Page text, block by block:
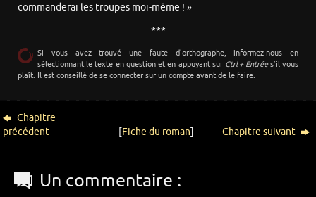
commanderai les troupes moi-même ! »
***
Si vous avez trouvé une faute d’orthographe, informez-nous en
sélectionnant le texte en question et en appuyant sur Ctrl + Entrées’il vous
plaît. Il est conseillé de se connecter sur un compte avant de le faire.
Chapitre
précédent
[Fiche du roman] Chapitre suivant
Un commentaire :